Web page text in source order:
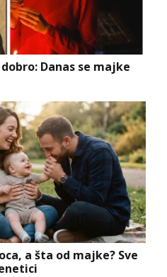
Danas se majke
a šta od majke? Sve